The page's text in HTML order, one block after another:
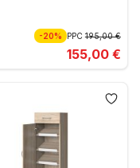
-20% PPC195,00 €
155,00 €